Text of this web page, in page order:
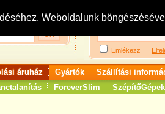
WeboldalunkBejelentkezés:
Emlékezz
áruház Gyártók
Szállítási
ForeverSlim SzépítőGépek